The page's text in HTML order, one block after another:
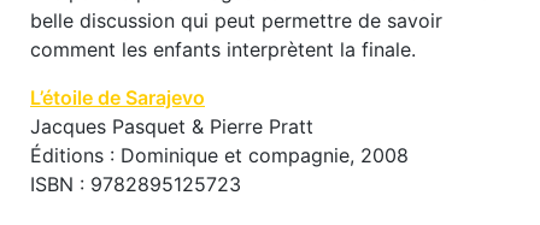
belle discussion qui peut permettre de savoir
comment les enfants interprètent la finale.
L’étoile de Sarajevo
Jacques Pasquet & Pierre Pratt
Éditions : Dominique et compagnie, 2008
ISBN : 9782895125723